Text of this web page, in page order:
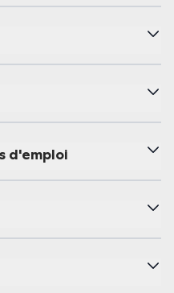
d'emploi